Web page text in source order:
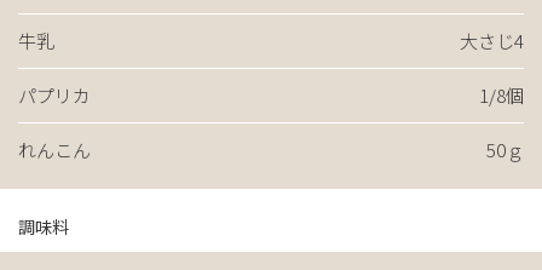
牛乳 大さじ4
パプリカ 1/8個
れんこん 50ｇ
調味料